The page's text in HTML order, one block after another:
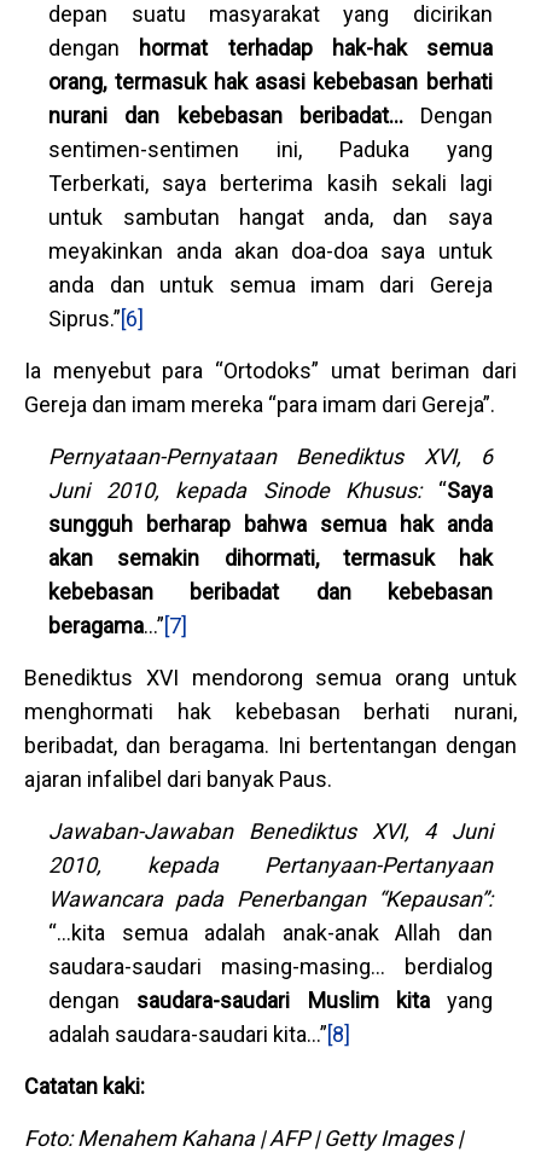
depan suatu masyarakat yang dicirikan
dengan
hormat terhadap hak-hak semua
orang, termasuk hak asasi kebebasan berhati
nurani dan kebebasan beribadat… Dengan
sentimen-sentimen ini, Paduka yang
Terberkati, saya berterima kasih sekali lagi
untuk sambutan hangat anda, dan saya
meyakinkan anda akan doa-doa saya untuk
anda dan untuk semua imam dari Gereja
Siprus.”[6]
Ia menyebut para “Ortodoks” umat beriman dari
Gereja dan imam mereka “para imam dari Gereja”.
Pernyataan-Pernyataan Benediktus XVI, 6
Juni 2010, kepada Sinode Khusus: “Saya
sungguh berharap bahwa semua hak anda
akan semakin dihormati, termasuk hak
kebebasan beribadat dan kebebasan
beragama…”[7]
Benediktus XVI mendorong semua orang untuk
menghormati hak kebebasan berhati nurani,
beribadat, dan beragama. Ini bertentangan dengan
ajaran infalibel dari banyak Paus.
Jawaban-Jawaban Benediktus XVI, 4 Juni
2010, kepada Pertanyaan-Pertanyaan
Wawancara pada Penerbangan “Kepausan”:
“…kita semua adalah anak-anak Allah dan
saudara-saudari masing-masing… berdialog
dengan saudara-saudari Muslim kita yang
adalah saudara-saudari kita…”[8]
Catatan kaki:
Foto: Menahem Kahana | AFP | Getty Images |